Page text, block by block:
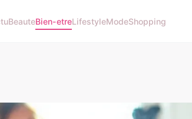
BeauteBien-etreLifestyleModeShopping